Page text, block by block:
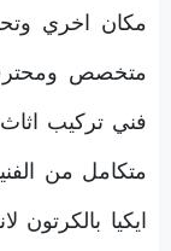
مكان اخري
متخصص
فني تركيب اثاث
متكامل من
ايكيا بالكرتون